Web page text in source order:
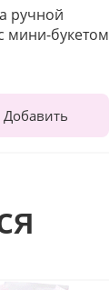
ручной
мини-букетом
Добавить